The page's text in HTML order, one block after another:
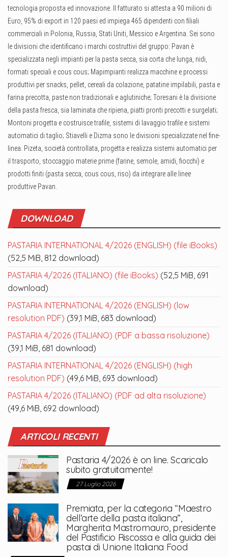
tecnologia proposta ed innovazione. Il fatturato si attesta a 90 milioni di
Euro, 95% di export in 120 paesi ed impiega 465 dipendenti con filiali
commerciali in Polonia, Russia, Stati Uniti, Messico e Argentina. Sei sono
le divisioni che identificano i marchi costruttivi del gruppo: Pavan è
specializzata negli impianti per la pasta secca, sia corta che lunga, nidi,
formati speciali e cous cous; Mapimpianti realizza macchine e processi
produttivi per snacks, pellet, cereali da colazione, patatine impilabili, pasta e
farina precotta, paste non tradizionali e aglutiniche; Toresani è la divisione
della pasta fresca, sia laminata che ripiena, piatti pronti precotti e surgelati;
Montoni progetta e costruisce trafile, sistemi di lavaggio trafile e sistemi
automatici di taglio; Stiavelli e Dizma sono le divisioni specializzate nel fine-
linea. Pizeta, società controllata, progetta e realizza sistemi automatici per
il trasporto, stoccaggio materie prime (farine, semole, amidi, fiocchi) e
prodotti finiti (pasta secca, cous cous, riso) da integrare alle linee
produttive Pavan.
DOWNLOAD
PASTARIA INTERNATIONAL 4/2026 (ENGLISH) (file iBooks)
(52,5 MiB, 812 download)
PASTARIA 4/2026 (ITALIANO) (file iBooks) (52,5 MiB, 691
download)
PASTARIA INTERNATIONAL 4/2026 (ENGLISH) (low
resolution PDF) (39,1 MiB, 683 download)
PASTARIA 4/2026 (ITALIANO) (PDF a bassa risoluzione)
(39,1 MiB, 681 download)
PASTARIA INTERNATIONAL 4/2026 (ENGLISH) (high
resolution PDF) (49,6 MiB, 693 download)
PASTARIA 4/2026 (ITALIANO) (PDF ad alta risoluzione)
(49,6 MiB, 692 download)
ARTICOLI RECENTI
Pastaria 4/2026 è on line. Scaricalo
subito gratuitamente!
27 Luglio 2026
Premiata, per la categoria “Maestro
dell’arte della pasta italiana”,
Margherita Mastromauro, presidente
del Pastificio Riscossa e alla guida dei
pastai di Unione Italiana Food